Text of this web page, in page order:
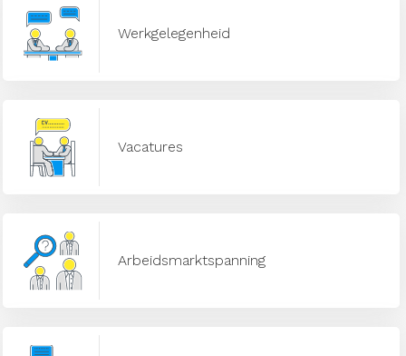
Werkgelegenheid
Vacatures
Arbeidsmarktspanning